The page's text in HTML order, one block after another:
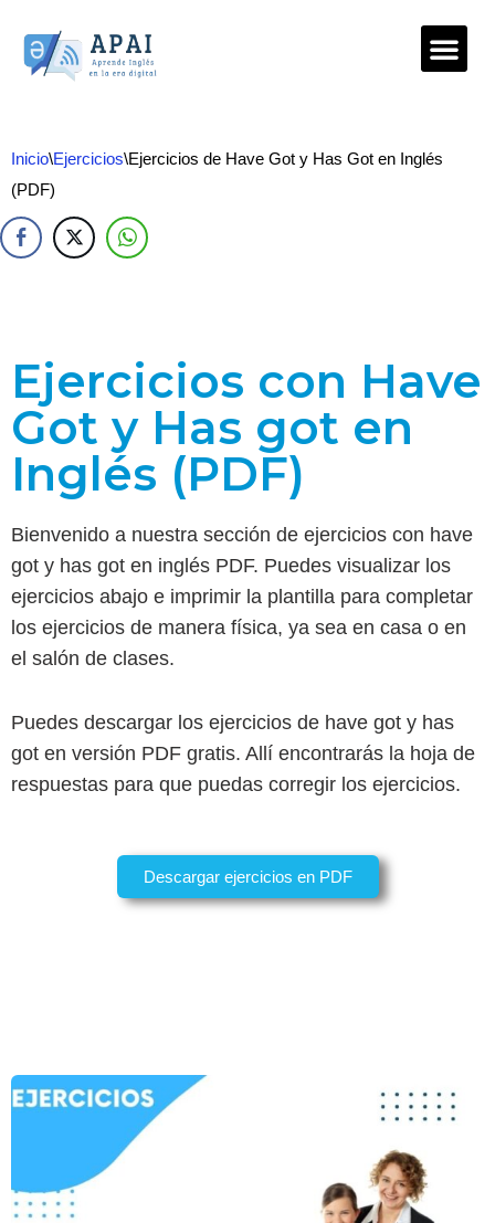
Saltar
Inicio\Ejercicios\Ejercicios de Have Got y Has Got en Inglés
(PDF)
Ejercicios con Have
Got y Has got en
Inglés (PDF)
Bienvenido a nuestra sección de ejercicios con have
got y has got en inglés PDF. Puedes visualizar los
ejercicios abajo e imprimir la plantilla para completar
los ejercicios de manera física, ya sea en casa o en
el salón de clases.
Puedes descargar los ejercicios de have got y has
got en versión PDF gratis. Allí encontrarás la hoja de
respuestas para que puedas corregir los ejercicios.
Descargar ejercicios en PDF